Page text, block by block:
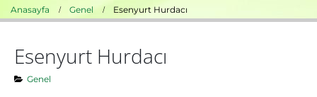
Anasayfa Genel Esenyurt Hurdacı
Esenyurt Hurdacı
Genel